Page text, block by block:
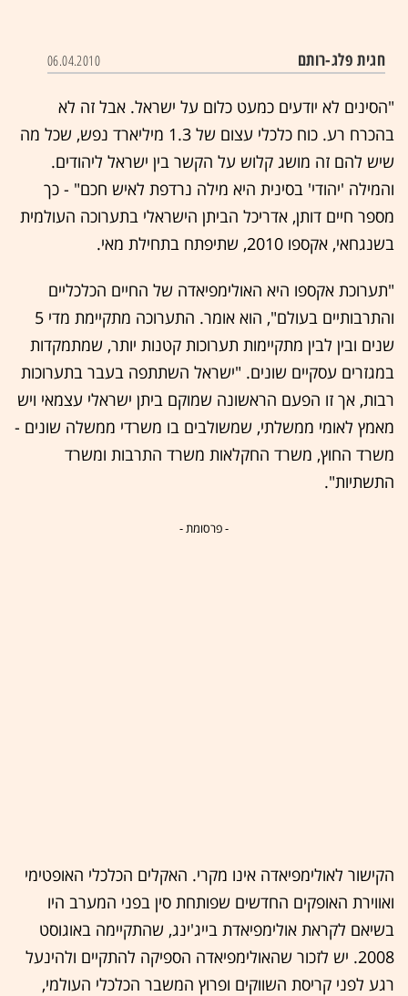
חגית פלג-רותם 06.04.2010
"הסינים לא יודעים כמעט כלום על ישראל. אבל זה לא
בהכרח רע. כוח כלכלי עצום של 1.3 מיליארד נפש, שכל מה
שיש להם זה מושג קלוש על הקשר בין ישראל ליהודים.
והמילה 'יהודי' בסינית היא מילה נרדפת לאיש חכם" - כך
מספר חיים דותן, אדריכל הביתן הישראלי בתערוכה העולמית
בשנגחאי, אקספו 2010, שתיפתח בתחילת מאי.
"תערוכת אקספו היא האולימפיאדה של החיים הכלכליים
והתרבותיים בעולם", הוא אומר. התערוכה מתקיימת מדי 5
שנים ובין לבין מתקיימות תערוכות קטנות יותר, שמתמקדות
במגזרים עסקיים שונים. "ישראל השתתפה בעבר בתערוכות
רבות, אך זו הפעם הראשונה שמוקם ביתן ישראלי עצמאי ויש
מאמץ לאומי ממשלתי, שמשולבים בו משרדי ממשלה שונים -
משרד החוץ, משרד החקלאות משרד התרבות ומשרד
התשתיות".
- פרסומת -
הקישור לאולימפיאדה אינו מקרי. האקלים הכלכלי האופטימי
ואווירת האופקים החדשים שפותחת סין בפני המערב היו
בשיאם לקראת אולימפיאדת בייג'ינג, שהתקיימה באוגוסט
2008. יש לזכור שהאולימפיאדה הספיקה להתקיים ולהינעל
רגע לפני קריסת השווקים ופרוץ המשבר הכלכלי העולמי,